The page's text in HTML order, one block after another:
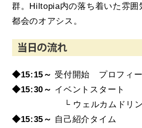
群。Hiltopia内の落ち着いた雰囲
都会のオアシス。
◆15:15～ 受付開始 プロフィ
◆15:30～ イベントスタート
└ ウェルカムドリン
◆15:35～ 自己紹介タイム